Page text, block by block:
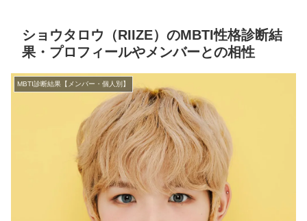
ショウタロウ（RIIZE）のMBTI性格診断結
果・プロフィールやメンバーとの相性
MBTI診断結果【メンバー・個人別】